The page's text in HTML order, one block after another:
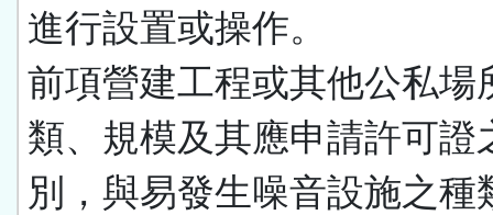
進行設置或操作。
前項營建工程或其他公私場
類、規模及其應申請許可證
別，與易發生噪音設施之種